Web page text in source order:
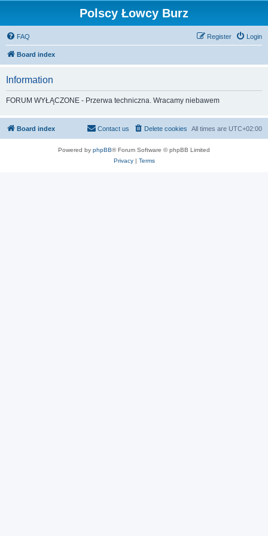
Polscy Łowcy Burz
FAQ Login
Register
Board index
Information
FORUM WYŁĄCZONE - Przerwa techniczna. Wracamy niebawem
Board index All times are UTC+02:00
Delete cookies
Contact us
Powered by phpBB® Forum Software © phpBB Limited
Privacy| Terms